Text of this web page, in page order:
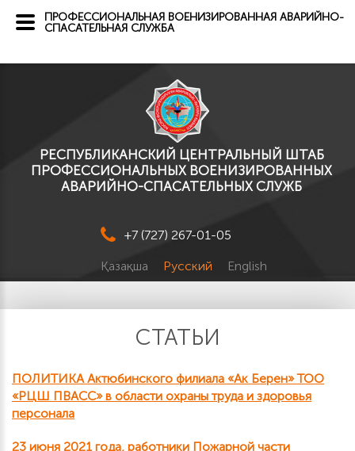
РЕСПУБЛИКАНСКИЙ ЦЕНТРАЛЬНЫЙ ШТАБ
ПРОФЕССИОНАЛЬНЫХ ВОЕНИЗИРОВАННЫХ
АВАРИЙНО-СПАСАТЕЛЬНЫХ СЛУЖБ
+7 (727) 267-01-05
Қазақша Русский English
СТАТЬИ
ПОЛИТИКА Актюбинского филиала «Ак Берен» ТОО
«РЦШ ПВАСС» в области охраны труда и здоровья
персонала
23 июня 2021 года, работники Пожарной части
ПРОФЕССИОНАЛЬНАЯ ВОЕНИЗИРОВАННАЯ АВАРИЙНО-
СПАСАТЕЛЬНАЯ СЛУЖБА